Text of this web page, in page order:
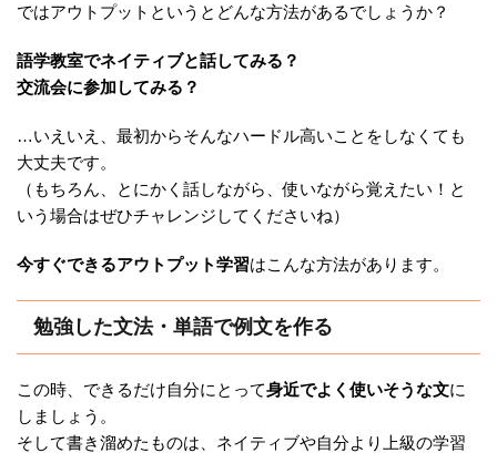
ではアウトプットというとどんな方法があるでしょうか？
語学教室でネイティブと話してみる？
交流会に参加してみる？
…いえいえ、最初からそんなハードル高いことをしなくても
大丈夫です。
（もちろん、とにかく話しながら、使いながら覚えたい！と
いう場合はぜひチャレンジしてくださいね）
今すぐできるアウトプット学習はこんな方法があります。
勉強した文法・単語で例文を作る
この時、できるだけ自分にとって身近でよく使いそうな文に
しましょう。
そして書き溜めたものは、ネイティブや自分より上級の学習